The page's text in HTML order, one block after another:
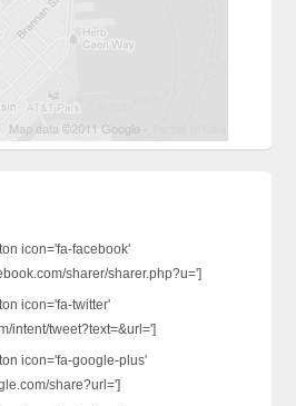
icon='fa-facebook'
sharer/sharer.php?u=']
icon='fa-twitter'
intent/tweet?text=&url=']
icon='fa-google-plus'
share?url=']